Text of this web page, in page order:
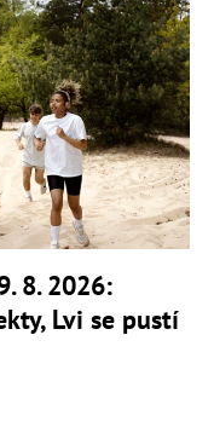
8. 2026:
Lvi se pustí